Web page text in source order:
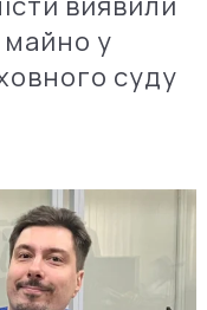
у
суду